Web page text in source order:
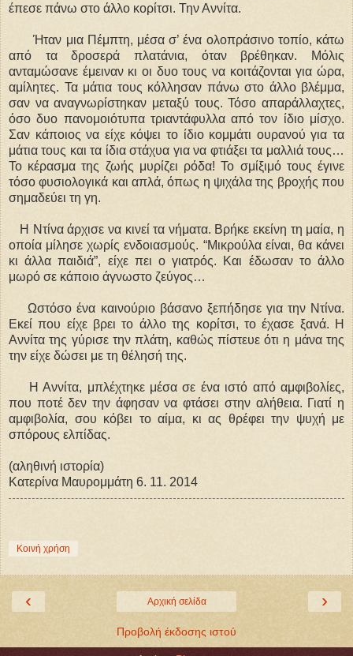
έπεσε πάνω στο άλλο κορίτσι. Την Αννίτα.
Ήταν μια Πέμπτη, μέσα σ’ ένα ολοπράσινο τοπίο, κάτω
από τα δροσερά πλατάνια, όταν βρέθηκαν. Μόλις
ανταμώσανε έμειναν κι οι δυο τους να κοιτάζονται για ώρα,
αμίλητες. Τα μάτια τους κόλλησαν πάνω στο άλλο βλέμμα,
σαν να αναγνωρίστηκαν μεταξύ τους. Τόσο απαράλλαχτες,
όσο δυο πανομοιότυπα τριαντάφυλλα από τον ίδιο μίσχο.
Σαν κάποιος να είχε κόψει το ίδιο κομμάτι ουρανού για τα
μάτια τους και τα ίδια στάχυα για να φτιάξει τα μαλλιά τους…
Το κέρασμα της ζωής μυρίζει ρόδα! Το σμίξιμό τους έγινε
τόσο φυσιολογικά και απλά, όπως η ψιχάλα της βροχής που
σημαδεύει τη γη.
Η Ντίνα άρχισε να κινεί τα νήματα. Βρήκε εκείνη τη μαία, η
οποία μίλησε χωρίς ενδοιασμούς. “Μικρούλα είναι, θα κάνει
κι άλλα παιδιά”, είχε πει ο γιατρός. Και έδωσαν το άλλο
μωρό σε κάποιο άγνωστο ζεύγος…
Ωστόσο ένα καινούριο βάσανο ξεπήδησε για την Ντίνα.
Εκεί που είχε βρει το άλλο της κορίτσι, το έχασε ξανά. Η
Αννίτα της γύρισε την πλάτη, καθώς πίστευε ότι η μάνα της
την είχε δώσει με τη θέλησή της.
Η Αννίτα, μπλέχτηκε μέσα σε ένα ιστό από αμφιβολίες,
που ποτέ δεν την άφησαν να φτάσει στην αλήθεια. Γιατί η
αμφιβολία, σου κόβει το αίμα, κι ας θρέφει την ψυχή με
σπόρους ελπίδας.
(αληθινή ιστορία)
Κατερίνα Μαυρομμάτη 6. 11. 2014
Κοινή χρήση
‹ ›
Αρχική σελίδα
Προβολή έκδοσης ιστού